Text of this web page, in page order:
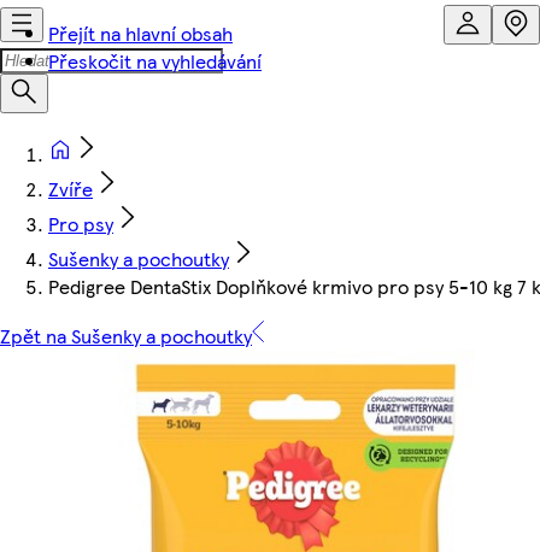
Přejít na hlavní obsah
Přeskočit na vyhledávání
Zvíře
Pro psy
Sušenky a pochoutky
Pedigree DentaStix Doplňkové krmivo pro psy 5-10 kg 7
Zpět na Sušenky a pochoutky